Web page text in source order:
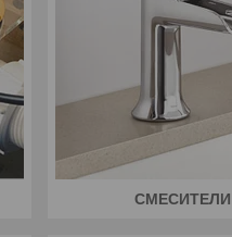
СМЕСИТЕЛИ